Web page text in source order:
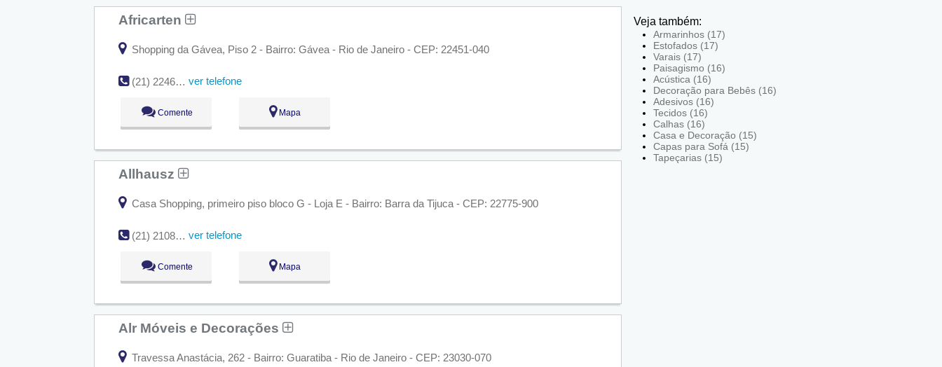
Africarten
Shopping da Gávea, Piso 2 - Bairro: Gávea - Rio de Janeiro - CEP: 22451-040
(21) 2246-5857 / (21) 2246-5687 ver telefone
Comente Mapa
Allhausz
Casa Shopping, primeiro piso bloco G - Loja E - Bairro: Barra da Tijuca - CEP: 22775-900
(21) 2108-8883 / (21) 2108-8884 ver telefone
Comente Mapa
Alr Móveis e Decorações
Travessa Anastácia, 262 - Bairro: Guaratiba - Rio de Janeiro - CEP: 23030-070
Veja também:
Armarinhos (17)
Estofados (17)
Varais (17)
Paisagismo (16)
Acústica (16)
Decoração para Bebês (16)
Adesivos (16)
Tecidos (16)
Calhas (16)
Casa e Decoração (15)
Capas para Sofá (15)
Tapeçarias (15)